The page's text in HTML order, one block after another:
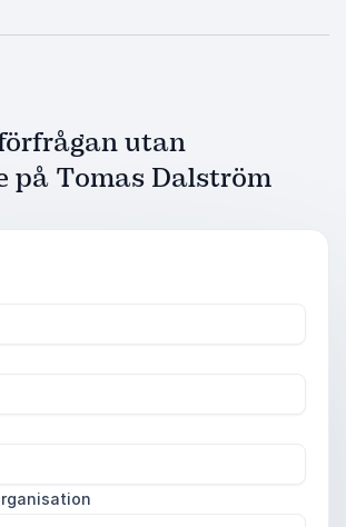
utan
på Tomas Dalström